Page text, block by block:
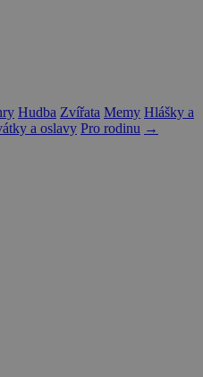
Hudba Zvířata Memy Hlášky a
a oslavy Pro rodinu →